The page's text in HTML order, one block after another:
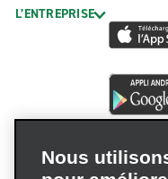
L’ENTREPRISE
Nous